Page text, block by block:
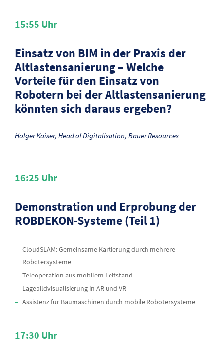
15:55 Uhr
Einsatz von BIM in der Praxis der
Altlastensanierung – Welche
Vorteile für den Einsatz von
Robotern bei der Altlastensanierung
könnten sich daraus ergeben?
Holger Kaiser, Head of Digitalisation, Bauer Resources
16:25 Uhr
Demonstration und Erprobung der
ROBDEKON-Systeme (Teil 1)
CloudSLAM: Gemeinsame Kartierung durch mehrere
Robotersysteme
Teleoperation aus mobilem Leitstand
Lagebildvisualisierung in AR und VR
Assistenz für Baumaschinen durch mobile Robotersysteme
17:30 Uhr